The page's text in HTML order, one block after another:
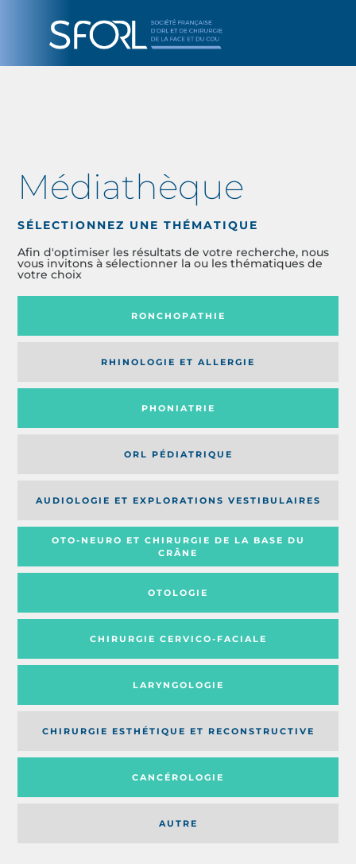
Médiathèque
SÉLECTIONNEZ UNE THÉMATIQUE
Afin d'optimiser les résultats de votre recherche, nous
vous invitons à sélectionner la ou les thématiques de
votre choix
RONCHOPATHIE
RHINOLOGIE ET ALLERGIE
PHONIATRIE
ORL PÉDIATRIQUE
AUDIOLOGIE ET EXPLORATIONS VESTIBULAIRES
OTO-NEURO ET CHIRURGIE DE LA BASE DU
CRÂNE
OTOLOGIE
CHIRURGIE CERVICO-FACIALE
AUTRE
LARYNGOLOGIE
CHIRURGIE ESTHÉTIQUE ET RECONSTRUCTIVE
CANCÉROLOGIE